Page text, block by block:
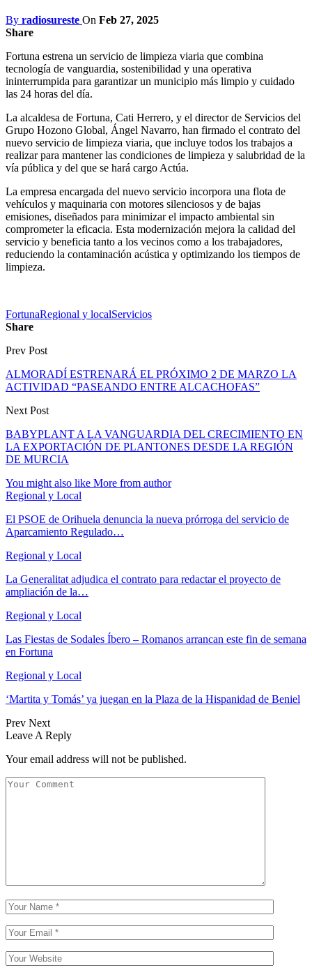
By radiosureste On Feb 27, 2025
Share
Fortuna estrena un servicio de limpieza viaria que combina
tecnología de vanguardia, sostenibilidad y una operativa
ininterrumpida para garantizar un municipio más limpio y cuidado
las 24 horas del día.
La alcaldesa de Fortuna, Cati Herrero, y el director de Servicios del
Grupo Hozono Global, Ángel Navarro, han firmado el contrato del
nuevo servicio de limpieza viaria, que incluye todos los trabajos a
realizar para mantener las condiciones de limpieza y salubridad de la
vía pública y del que se hará cargo Actúa.
La empresa encargada del nuevo servicio incorpora una flota de
vehículos y maquinaria con motores silenciosos y de bajas
emisiones, diseñados para minimizar el impacto ambiental sin
comprometer la eficacia. Esta modernización mejora la calidad del
servicio y beneficia tanto a los vecinos como a los trabajadores,
reduciendo la contaminación acústica y optimizando los tiempos de
limpieza.
FortunaRegional y localServicios
Share
Prev Post
ALMORADÍ ESTRENARÁ EL PRÓXIMO 2 DE MARZO LA
ACTIVIDAD “PASEANDO ENTRE ALCACHOFAS”
Next Post
BABYPLANT A LA VANGUARDIA DEL CRECIMIENTO EN
LA EXPORTACIÓN DE PLANTONES DESDE LA REGIÓN
DE MURCIA
You might also like More from author
Regional y Local
El PSOE de Orihuela denuncia la nueva prórroga del servicio de
Aparcamiento Regulado…
Regional y Local
La Generalitat adjudica el contrato para redactar el proyecto de
ampliación de la…
Regional y Local
Las Fiestas de Sodales Íbero – Romanos arrancan este fin de semana
en Fortuna
Regional y Local
‘Martita y Tomás’ ya juegan en la Plaza de la Hispanidad de Beniel
Prev Next
Leave A Reply
Your email address will not be published.